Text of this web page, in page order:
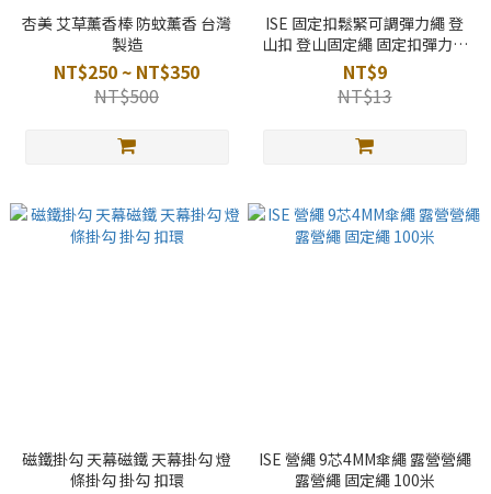
杏美 艾草薰香棒 防蚊薰香 台灣
製造
NT$250 ~ NT$350
NT$500
ISE 固定扣鬆緊可調彈力繩 登
山扣 登山固定繩 固定扣彈力繩
彈力繩
NT$9
NT$13
磁鐵掛勾 天幕磁鐵 天幕掛勾 燈
條掛勾 掛勾 扣環
ISE 營繩 9芯4MM傘繩 露營營繩
露營繩 固定繩 100米